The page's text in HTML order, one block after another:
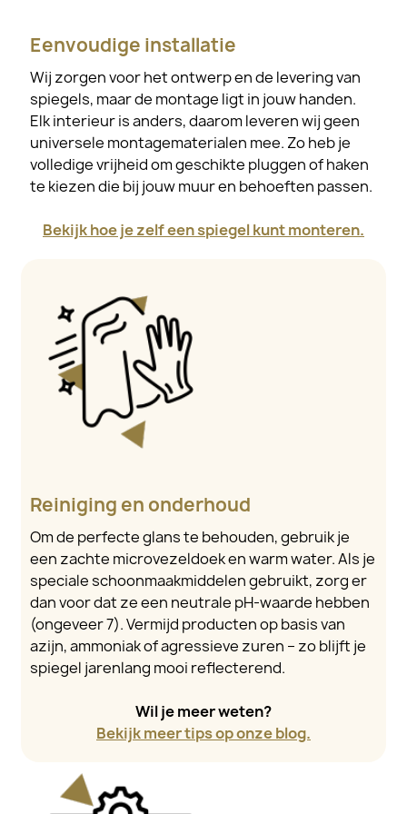
Eenvoudige installatie
Wij zorgen voor het ontwerp en de levering van
spiegels, maar de montage ligt in jouw handen.
Elk interieur is anders, daarom leveren wij geen
universele montagematerialen mee. Zo heb je
volledige vrijheid om geschikte pluggen of haken
te kiezen die bij jouw muur en behoeften passen.
Bekijk hoe je zelf een spiegel kunt monteren.
Reiniging en onderhoud
Om de perfecte glans te behouden, gebruik je
een zachte microvezeldoek en warm water. Als je
speciale schoonmaakmiddelen gebruikt, zorg er
dan voor dat ze een neutrale pH-waarde hebben
(ongeveer 7). Vermijd producten op basis van
azijn, ammoniak of agressieve zuren – zo blijft je
spiegel jarenlang mooi reflecterend.
Wil je meer weten?
Bekijk meer tips op onze blog.